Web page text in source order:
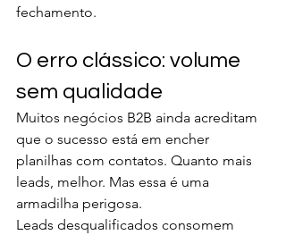
fechamento.
O erro clássico: volume
sem qualidade
Muitos negócios B2B ainda acreditam
que o sucesso está em encher
planilhas com contatos. Quanto mais
leads, melhor. Mas essa é uma
armadilha perigosa.
Leads desqualificados consomem